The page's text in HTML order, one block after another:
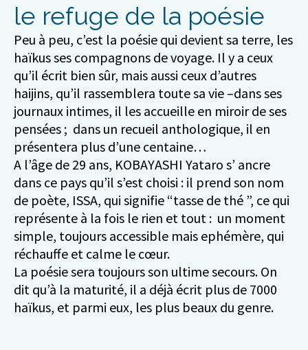
le refuge de la poésie
Peu à peu, c’est la poésie qui devient sa terre, les
haïkus ses compagnons de voyage. Il y a ceux
qu’il écrit bien sûr, mais aussi ceux d’autres
haijins, qu’il rassemblera toute sa vie –dans ses
journaux intimes, il les accueille en miroir de ses
pensées ; dans un recueil anthologique, il en
présentera plus d’une centaine…
A l’âge de 29 ans, KOBAYASHI Yataro s’ ancre
dans ce pays qu’il s’est choisi : il prend son nom
de poète, ISSA, qui signifie “tasse de thé ”, ce qui
représente à la fois le rien et tout : un moment
simple, toujours accessible mais ephémère, qui
réchauffe et calme le cœur.
La poésie sera toujours son ultime secours. On
dit qu’à la maturité, il a déjà écrit plus de 7000
haïkus, et parmi eux, les plus beaux du genre.